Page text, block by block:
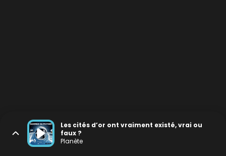
Les cités d’or ont vraiment existé, vrai ou
faux ?
Planète